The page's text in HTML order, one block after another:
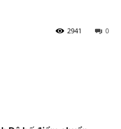
0
2941